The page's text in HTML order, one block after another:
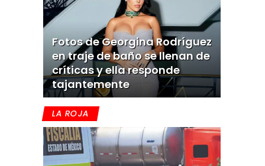
Fotos de Georgina Rodríguez
en traje de baño se llenan de
críticas y ella responde
tajantemente
LA ROJA